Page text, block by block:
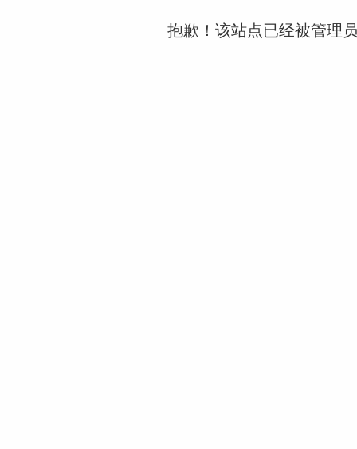
抱歉！该站点已经被管理